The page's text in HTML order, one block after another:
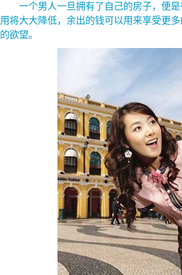
一个男人一旦拥有了自己的房子，便是
用将大大降低，余出的钱可以用来享受更
的欲望。